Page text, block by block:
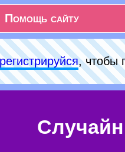
Помощь сайту
, чтобы